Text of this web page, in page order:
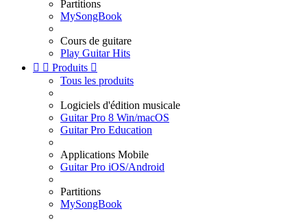
Partitions
MySongBook
Cours de guitare
Play Guitar Hits
  Produits 
Tous les produits
Logiciels d'édition musicale
Guitar Pro 8 Win/macOS
Guitar Pro Education
Applications Mobile
Guitar Pro iOS/Android
Partitions
MySongBook